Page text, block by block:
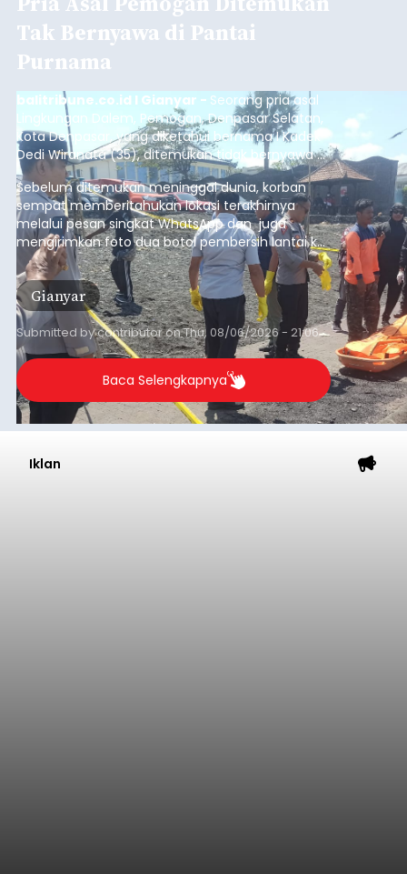
Tak Bernyawa di Pantai
Purnama
balitribune.co.id I Gianyar - Seorang pria asal
Lingkungan Dalem, Pemogan, Denpasar Selatan,
Kota Denpasar, yang diketahui bernama I Kadek
Dedi Wiranata (35), ditemukan tidak bernyawa di
pesisir Pantai Purnama, Sukawati.
Sebelum ditemukan meninggal dunia, korban
sempat memberitahukan lokasi terakhirnya
melalui pesan singkat WhatsApp dan juga
mengirimkan foto dua botol pembersih lantai ke
istrinya.
Gianyar
Submitted bycontributoronThu, 08/06/2026 - 21:06
Baca Selengkapnya
Iklan